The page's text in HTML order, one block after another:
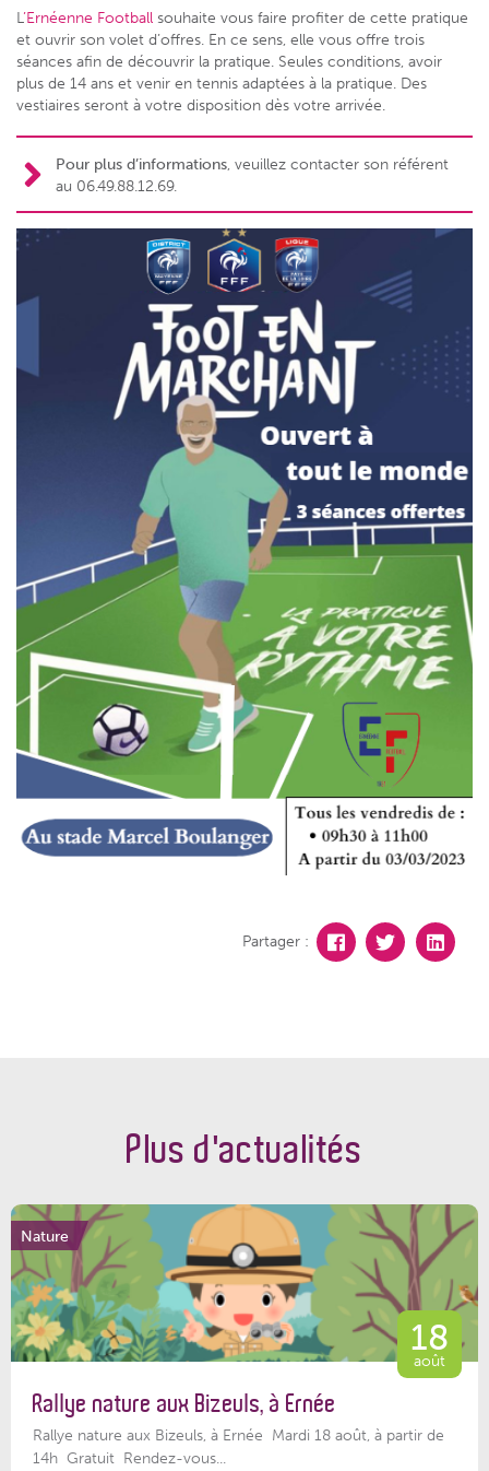
L’Ernéenne Football souhaite vous faire profiter de cette pratique
et ouvrir son volet d’offres. En ce sens, elle vous offre trois
séances afin de découvrir la pratique. Seules conditions, avoir
plus de 14 ans et venir en tennis adaptées à la pratique. Des
vestiaires seront à votre disposition dès votre arrivée.
Pour plus d’informations, veuillez contacter son référent
au 06.49.88.12.69.
Partager :
Plus d'actualités
Nature
18
août
Rallye nature aux Bizeuls, à Ernée
Rallye nature aux Bizeuls, à Ernée Mardi 18 août, à partir de
14h Gratuit Rendez-vous...